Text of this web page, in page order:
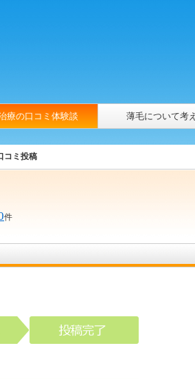
療の口コミ体験談 薄毛について考
コミ投稿
件